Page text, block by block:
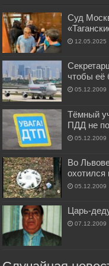
Суд
12.05.2025
чтобы её
05.12.2009
Тёмный
ПДД не
05.12.2009
Во
охотился
05.12.2009
Царь-
07.12.2009